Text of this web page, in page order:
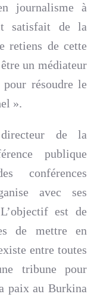
journalisme à
satisfait de la
retiens de cette
un médiateur
résoudre le
».
de la
publique
conférences
avec ses
est de
de mettre en
entre toutes
tribune pour
paix au Burkina